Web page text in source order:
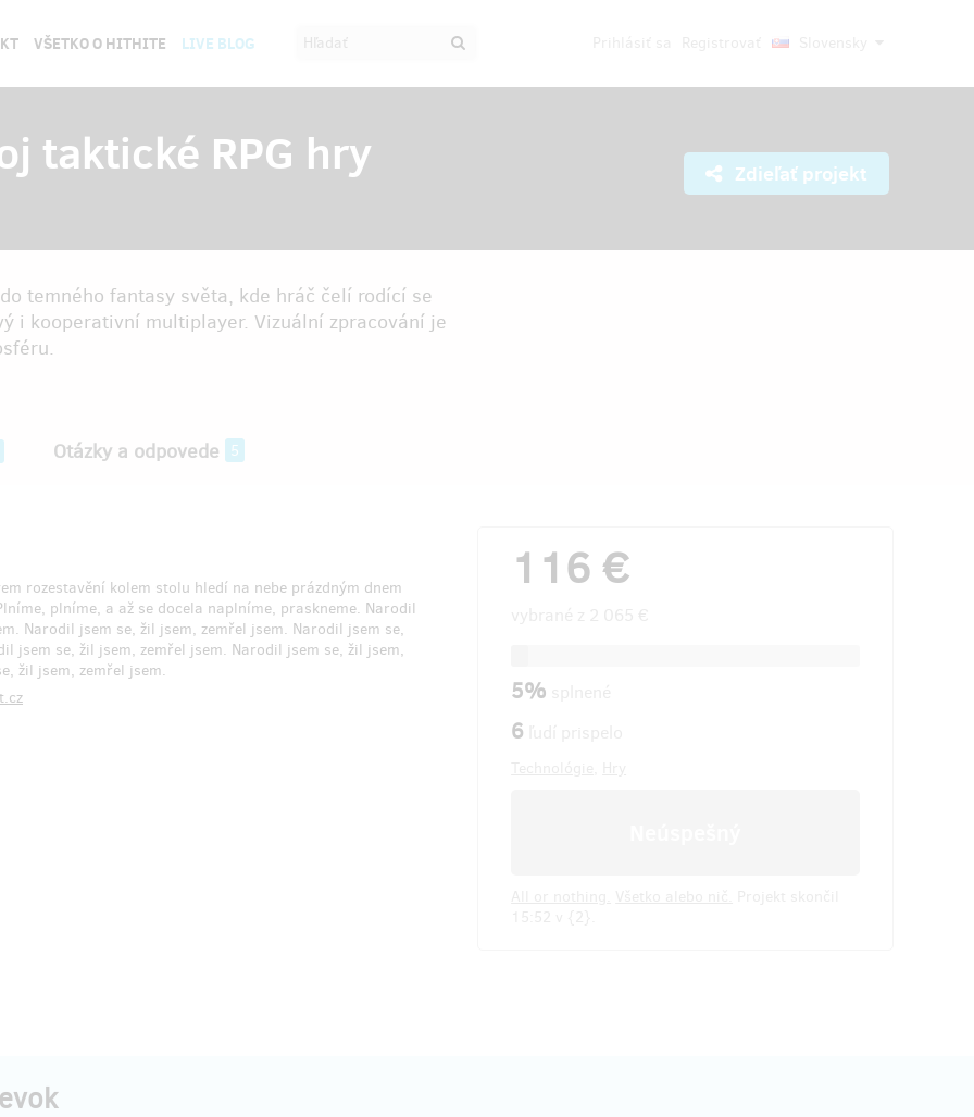
VŠETKO O HITHITE LIVE BLOG
taktické RPG hry Zdieľať projekt
temného fantasy světa, kde hráč čelí rodící se
i kooperativní multiplayer. Vizuální zpracování je
Otázky a odpovede 5
rozestavění kolem stolu hledí na nebe prázdným dnem
plníme, a až se docela naplníme, praskneme. Narodil
Narodil jsem se, žil jsem, zemřel jsem. Narodil jsem se,
jsem se, žil jsem, zemřel jsem. Narodil jsem se, žil jsem,
žil jsem, zemřel jsem.
116 €
5%
6